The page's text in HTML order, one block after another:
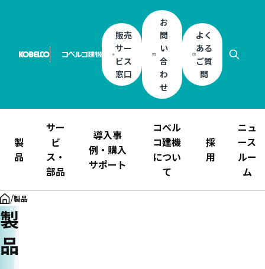
販売
サー
ビス
窓口
お
問
い
合
わ
せ
よく
ある
ご質
問
製
品
サー
ビ
ス・
部品
導入事
例・購入
サポート
コベル
コ建機
につい
て
採
用
ニュ
ース
ルー
ム
/製品
製
品